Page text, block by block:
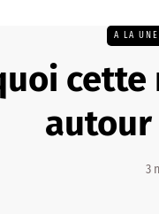
A LA UNE
autour
3